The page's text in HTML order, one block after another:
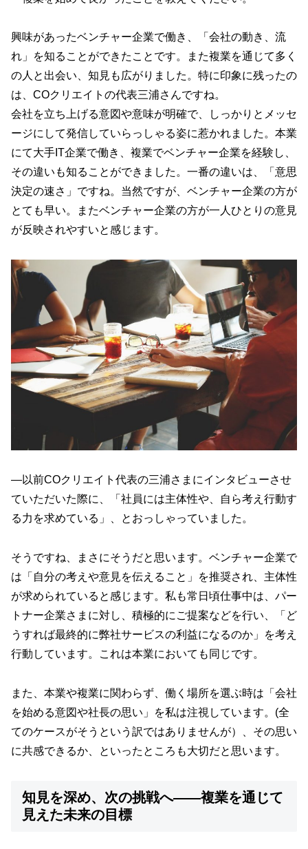
興味があったベンチャー企業で働き、「会社の動き、流
れ」を知ることができたことです。また複業を通じて多く
の人と出会い、知見も広がりました。特に印象に残ったの
は、COクリエイトの代表三浦さんですね。
会社を立ち上げる意図や意味が明確で、しっかりとメッセ
ージにして発信していらっしゃる姿に惹かれました。本業
にて大手IT企業で働き、複業でベンチャー企業を経験し、
その違いも知ることができました。一番の違いは、「意思
決定の速さ」ですね。当然ですが、ベンチャー企業の方が
とても早い。またベンチャー企業の方が一人ひとりの意見
が反映されやすいと感じます。
—以前COクリエイト代表の三浦さまにインタビューさせ
ていただいた際に、「社員には主体性や、自ら考え行動す
る力を求めている」、とおっしゃっていました。
そうですね、まさにそうだと思います。ベンチャー企業で
は「自分の考えや意見を伝えること」を推奨され、主体性
が求められていると感じます。私も常日頃仕事中は、パー
トナー企業さまに対し、積極的にご提案などを行い、「ど
うすれば最終的に弊社サービスの利益になるのか」を考え
行動しています。これは本業においても同じです。
また、本業や複業に関わらず、働く場所を選ぶ時は「会社
を始める意図や社長の思い」を私は注視しています。(全
てのケースがそうという訳ではありませんが）、その思い
に共感できるか、といったところも大切だと思います。
知見を深め、次の挑戦へ――複業を通じて
見えた未来の目標